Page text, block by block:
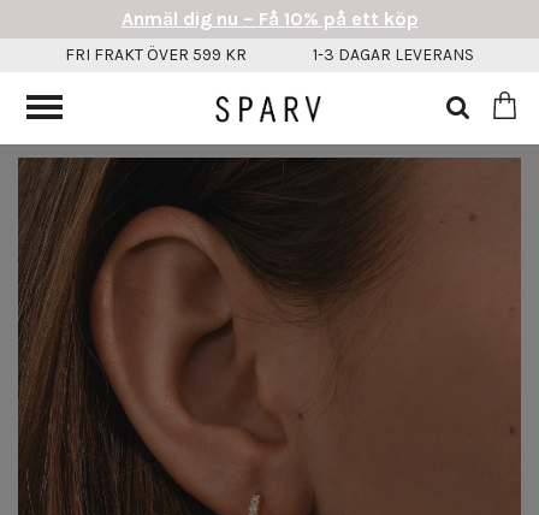
Anmäl dig nu – Få 10% på ett köp
FRI FRAKT ÖVER 599 KR 1-3 DAGAR LEVERANS